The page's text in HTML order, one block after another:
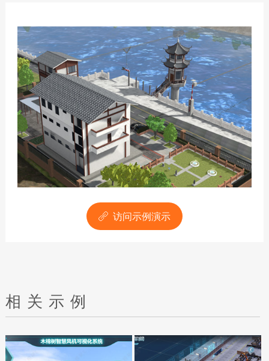
访问示例演示
相关示例